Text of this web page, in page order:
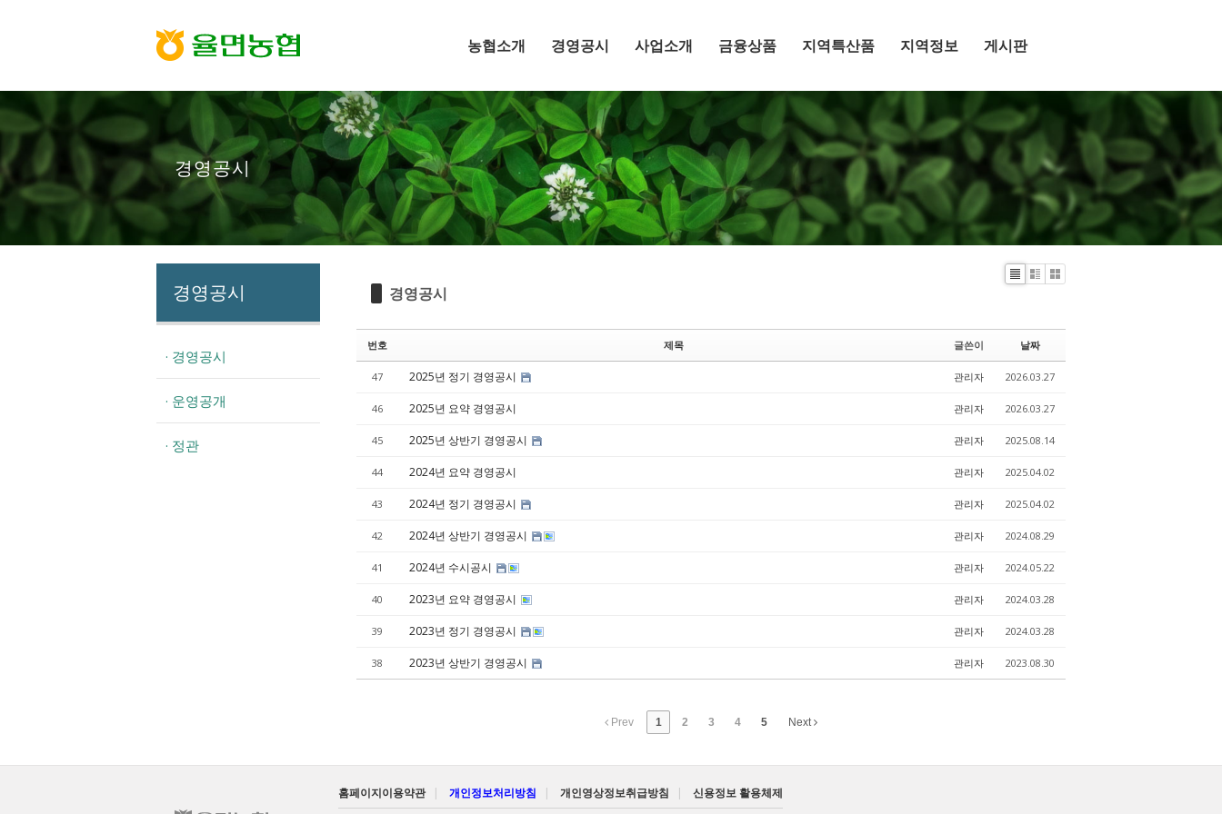
농협소개 경영공시 사업소개 금융상품 지역특산품 지역정보 게시판
경영공시
경영공시
· 경영공시
· 운영공개
· 정관
경영공시
Li
Zi
G
번호 제목 글쓴이 날짜
47 2025년 정기 경영공시 관리자 2026.03.27
46 2025년 요약 경영공시 관리자 2026.03.27
45 2025년 상반기 경영공시 관리자 2025.08.14
44 2024년 요약 경영공시 관리자 2025.04.02
43 2024년 정기 경영공시 관리자 2025.04.02
42 2024년 상반기 경영공시 관리자 2024.08.29
41 2024년 수시공시 관리자 2024.05.22
40 2023년 요약 경영공시 관리자 2024.03.28
39 2023년 정기 경영공시 관리자 2024.03.28
38 2023년 상반기 경영공시 관리자 2023.08.30
Prev 1 2 3 4 5 Next
홈페이지이용약관 | 개인정보처리방침 | 개인영상정보취급방침 | 신용정보 활용체제